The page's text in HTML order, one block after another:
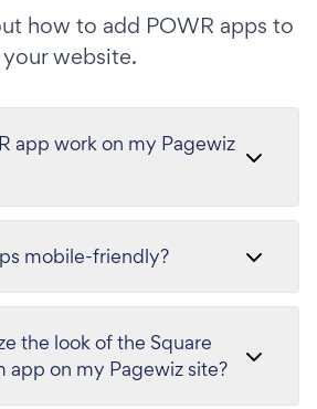
how to add POWR apps to
your website.
app work on my Pagewiz
mobile-friendly?
the look of the Square
app on my Pagewiz site?